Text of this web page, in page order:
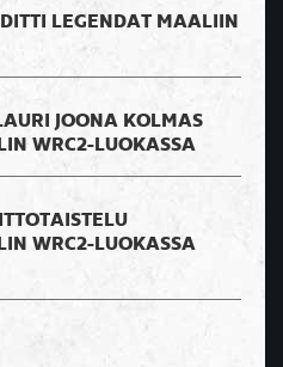
LEGENDAT MAALIIN
JOONA KOLMAS
WRC2-LUOKASSA
WRC2-LUOKASSA